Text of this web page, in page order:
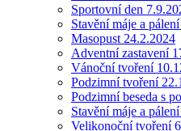
Sportovní den
Stavění máje a
Masopust 24.2.2024
Adventní zastavení
Vánoční tvoření
Podzimní tvoření
Podzimní beseda s
Stavění máje a
Velikonoční tvoření